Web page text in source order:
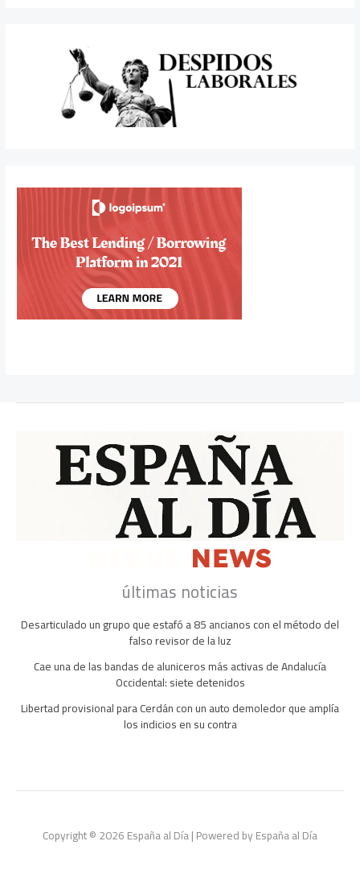
últimas noticias
Desarticulado un grupo que estafó a 85 ancianos con el método del
falso revisor de la luz
Cae una de las bandas de aluniceros más activas de Andalucía
Occidental: siete detenidos
Libertad provisional para Cerdán con un auto demoledor que amplía
los indicios en su contra
Copyright © 2026 España al Día | Powered by España al Día